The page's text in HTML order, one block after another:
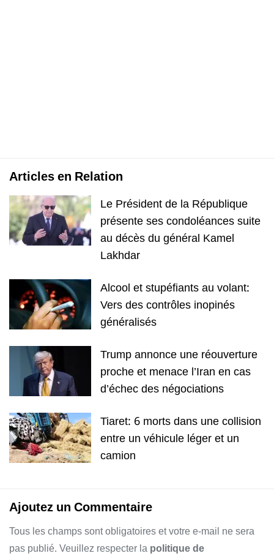
Articles en Relation
Le Président de la République
présente ses condoléances suite
au décès du général Kamel
Lakhdar
Alcool et stupéfiants au volant:
Vers des contrôles inopinés
généralisés
Trump annonce une réouverture
proche et menace l’Iran en cas
d’échec des négociations
Tiaret: 6 morts dans une collision
entre un véhicule léger et un
camion
Ajoutez un Commentaire
Tous les champs sont obligatoires et votre e-mail ne sera
pas publié. Veuillez respecter lapolitique de